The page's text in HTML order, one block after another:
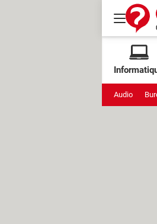
Audio